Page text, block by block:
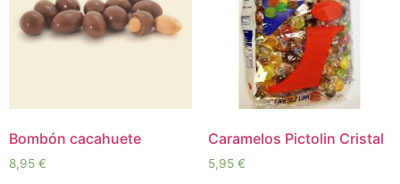
Bombón cacahuete
8,95 €
Caramelos Pictolin Cristal
5,95 €